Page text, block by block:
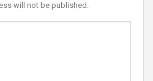
will not be published.